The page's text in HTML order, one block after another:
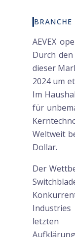
BRANCHE
AEVEX
Durch
dieser
2024 um
Im
für
Weltweit
Dollar.
Der
letzten